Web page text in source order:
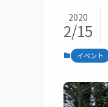
2020
2/15
イベント